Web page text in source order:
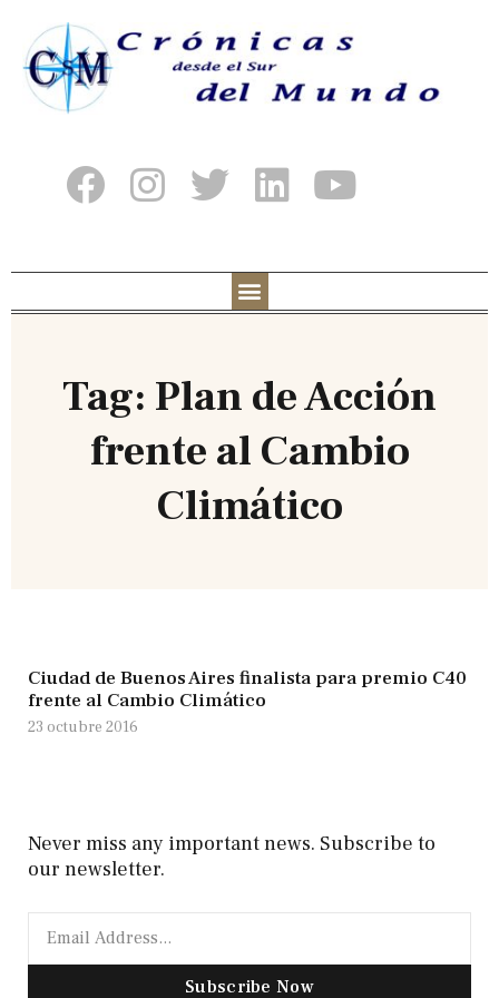
Tag: Plan de Acción
frente al Cambio
Climático
Ciudad de Buenos Aires finalista para premio C40
frente al Cambio Climático
23 octubre 2016
Never miss any important news. Subscribe to
our newsletter.
Subscribe Now